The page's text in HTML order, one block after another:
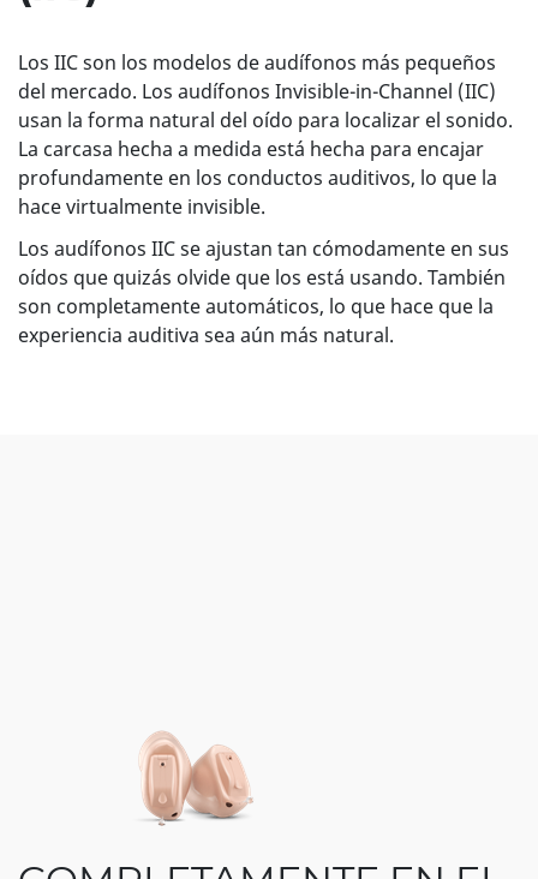
Los IIC son los modelos de audífonos más pequeños
del mercado. Los audífonos Invisible-in-Channel (IIC)
usan la forma natural del oído para localizar el sonido.
La carcasa hecha a medida está hecha para encajar
profundamente en los conductos auditivos, lo que la
hace virtualmente invisible.
Los audífonos IIC se ajustan tan cómodamente en sus
oídos que quizás olvide que los está usando. También
son completamente automáticos, lo que hace que la
experiencia auditiva sea aún más natural.